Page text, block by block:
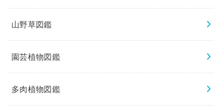
山野草図鑑
園芸植物図鑑
多肉植物図鑑